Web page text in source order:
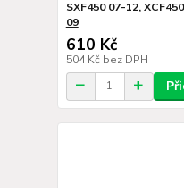
SXF450 07-12,
09
610 Kč
504 Kč bez DPH